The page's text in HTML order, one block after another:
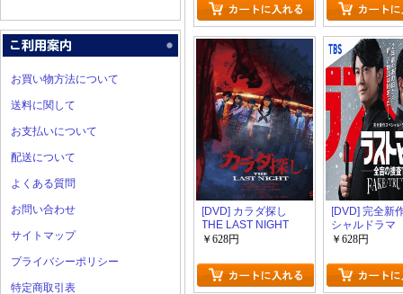
お買い物方法について
送料に関して
お支払いについて
配送について
よくある質問
お問い合わせ
サイトマップ
プライバシーポリシー
特定商取引表
[DVD] カラダ探し
THE LAST NIGHT
￥628円
[DVD] 完全新
シャルドラマ
トマン－全盲
TRUTH』
￥628円